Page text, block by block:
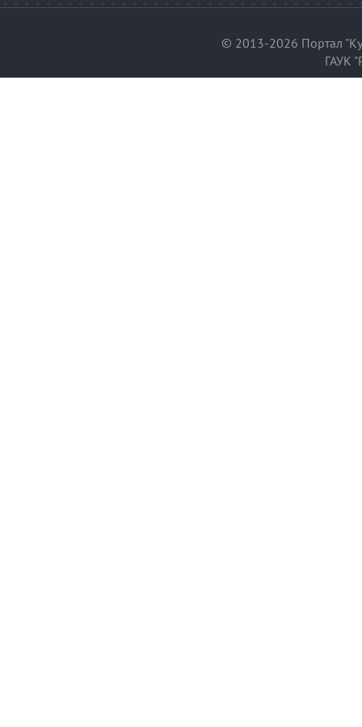
© 2013-2026 Портал
ГАУК